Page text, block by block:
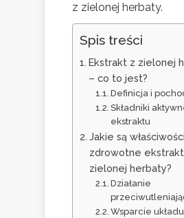
z zielonej herbaty.
Spis treści
Ekstrakt z zielonej
– co to jest?
Definicja i
Składniki
ekstraktu
Jakie są właściwości
zdrowotne
zielonej herbaty?
Działanie
Wsparcie układu